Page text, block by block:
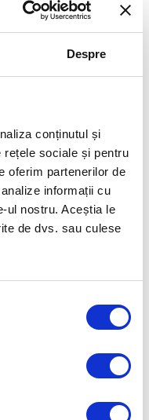
Despre
conținutul și
rețele sociale și pentru
oferim partenerilor de
informații cu
ul nostru. Aceștia le
de dvs. sau culese
Articolul următor
ROMÂNIA ESTE CAMPIOANA
SILVER LEAGUE 2022!